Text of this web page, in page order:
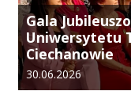
Gala
Uniwersytetu
Ciechanowie
Data dodania galerii:
30.06.2026